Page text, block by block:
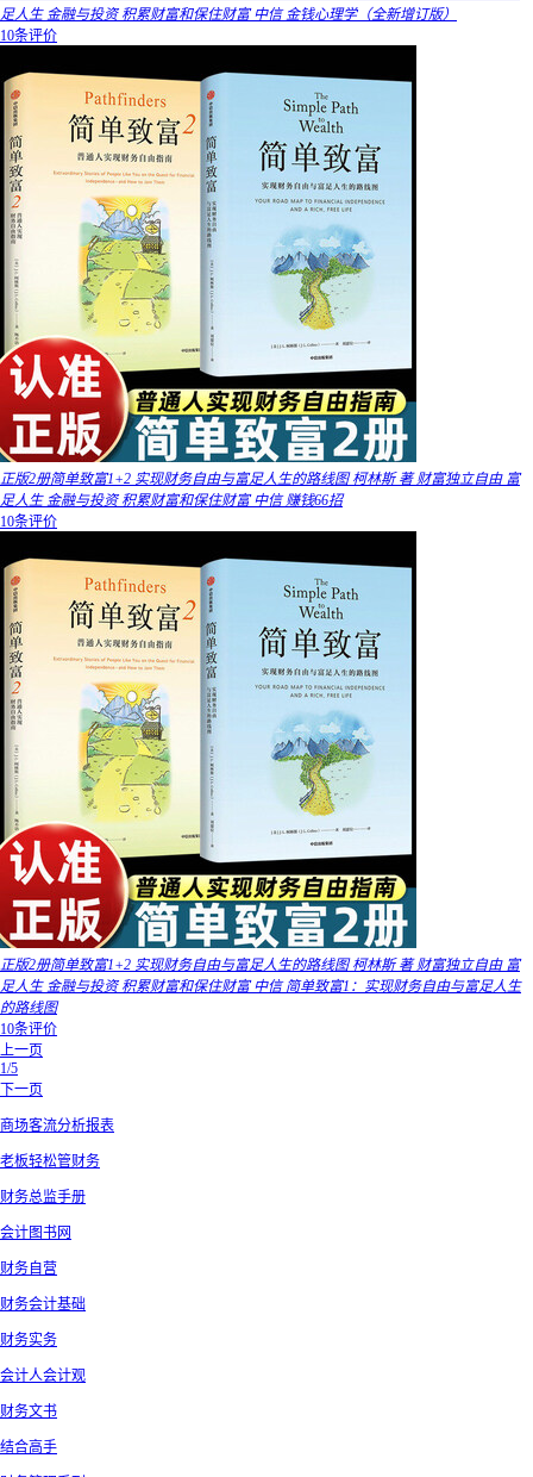
足人生 金融与投资 积累财富和保住财富 中信 金钱心理学（全新增订版）
10条评价
正版2册简单致富1+2 实现财务自由与富足人生的路线图 柯林斯 著 财富独立自由 富
足人生 金融与投资 积累财富和保住财富 中信 赚钱66招
10条评价
正版2册简单致富1+2 实现财务自由与富足人生的路线图 柯林斯 著 财富独立自由 富
足人生 金融与投资 积累财富和保住财富 中信 简单致富1：实现财务自由与富足人生
的路线图
10条评价
上一页
1/5
下一页
商场客流分析报表
老板轻松管财务
财务总监手册
会计图书网
财务自营
财务会计基础
财务实务
会计人会计观
财务文书
结合高手